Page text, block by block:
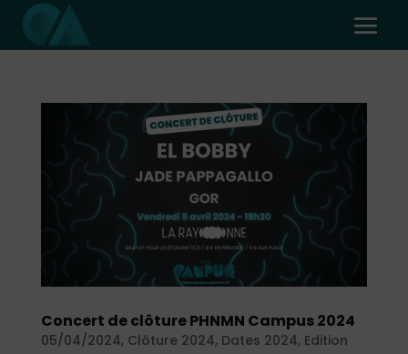
Concert de clôture PHNMN Campus 2024
05/04/2024, Clôture 2024, Dates 2024, Edition